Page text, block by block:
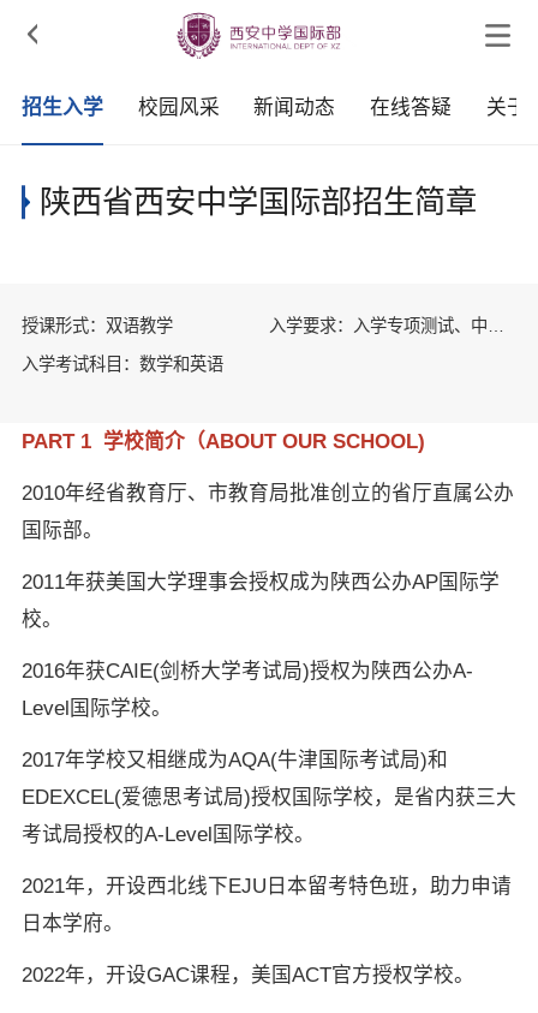

招生入学 校园风采 新闻动态 在线答疑 关于
陕西省西安中学国际部招生简章
授课形式：双语教学
入学要求：入学专项测试、中考
入学考试科目：数学和英语
PART 1 学校简介（ABOUT OUR SCHOOL)
2010年经省教育厅、市教育局批准创立的省厅直属公办
国际部。
2011年获美国大学理事会授权成为陕西公办AP国际学
校。
2016年获CAIE(剑桥大学考试局)授权为陕西公办A-
Level国际学校。
2017年学校又相继成为AQA(牛津国际考试局)和
EDEXCEL(爱德思考试局)授权国际学校，是省内获三大
考试局授权的A-Level国际学校。
2021年，开设西北线下EJU日本留考特色班，助力申请
日本学府。
2022年，开设GAC课程，美国ACT官方授权学校。